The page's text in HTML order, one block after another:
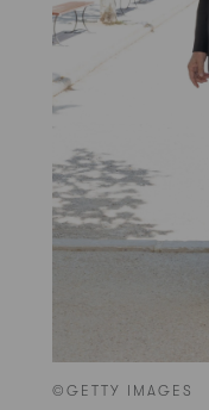
©GETTY IMAGES